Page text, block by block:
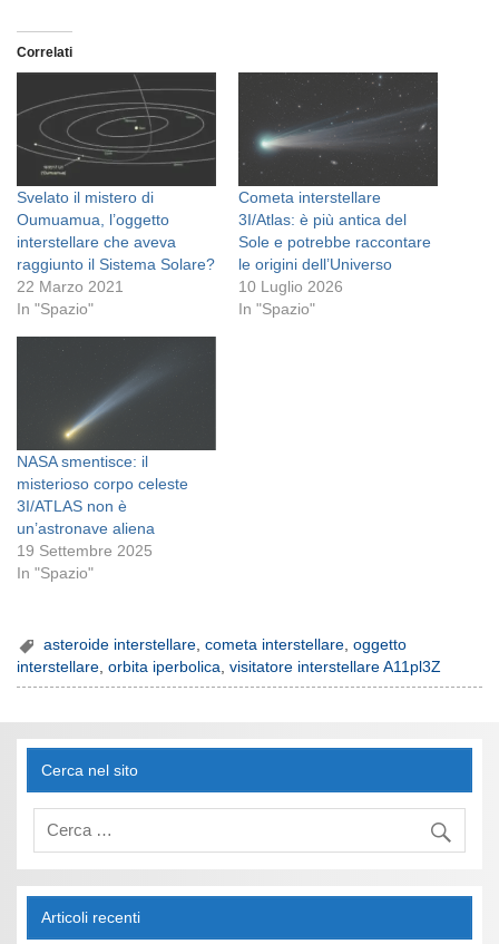
Correlati
Svelato il mistero di
Oumuamua, l’oggetto
interstellare che aveva
raggiunto il Sistema Solare?
22 Marzo 2021
In "Spazio"
Cometa interstellare
3I/Atlas: è più antica del
Sole e potrebbe raccontare
le origini dell’Universo
10 Luglio 2026
In "Spazio"
NASA smentisce: il
misterioso corpo celeste
3I/ATLAS non è
un’astronave aliena
19 Settembre 2025
In "Spazio"
asteroide interstellare ,cometa interstellare ,oggetto
interstellare ,orbita iperbolica ,visitatore interstellare A11pl3Z
Cerca nel sito
Articoli recenti